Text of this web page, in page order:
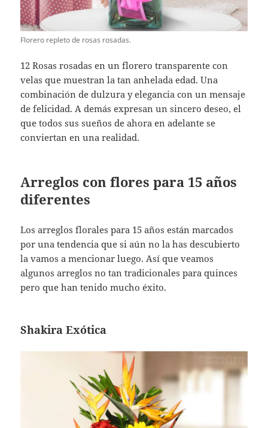
Florero repleto de rosas rosadas.
12 Rosas rosadas en un florero transparente con
velas que muestran la tan anhelada edad. Una
combinación de dulzura y elegancia con un mensaje
de felicidad. A demás expresan un sincero deseo, el
que todos sus sueños de ahora en adelante se
conviertan en una realidad.
Arreglos con flores para 15 años
diferentes
Los arreglos florales para 15 años están marcados
por una tendencia que si aún no la has descubierto
la vamos a mencionar luego. Así que veamos
algunos arreglos no tan tradicionales para quinces
pero que han tenido mucho éxito.
Shakira Exótica